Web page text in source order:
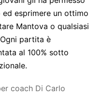
esprimere un ottimo
Mantova o qualsiasi
partita è
al 100% sotto
coach Di Carlo